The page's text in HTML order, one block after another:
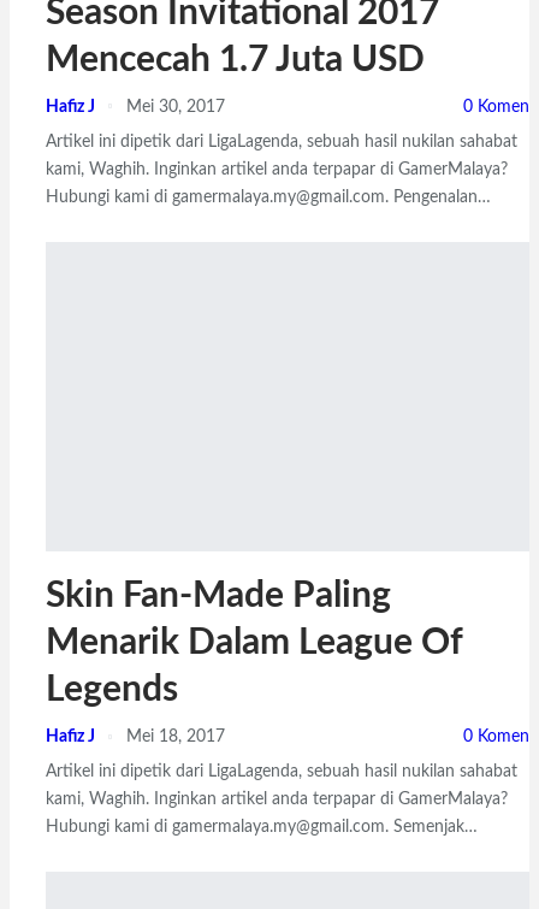
Season Invitational 2017
Mencecah 1.7 Juta USD
Hafiz J Mei 30, 2017 0 Komen
Artikel ini dipetik dari LigaLagenda, sebuah hasil nukilan sahabat
kami, Waghih. Inginkan artikel anda terpapar di GamerMalaya?
Hubungi kami di gamermalaya.my@gmail.com. Pengenalan…
Skin Fan-Made Paling
Menarik Dalam League Of
Legends
Hafiz J Mei 18, 2017 0 Komen
Artikel ini dipetik dari LigaLagenda, sebuah hasil nukilan sahabat
kami, Waghih. Inginkan artikel anda terpapar di GamerMalaya?
Hubungi kami di gamermalaya.my@gmail.com. Semenjak…